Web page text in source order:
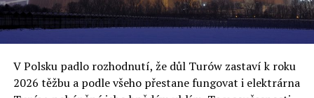
uvěří a nebudou se ptát na podrobnosti,“ řekl Rafał
Ziemkiewicz, redaktor týdeníku Do Rzeczy a ironicky
dodal: „Když se nynějšímu vedení státního hřebčince
podařilo prodat na aukci 10 plemenných koní za 600
000 euro, bylo to provládními médii oslavované jako
velký úspěch. Za vlády PiS se 14 koní prodalo za 2,5
V Polsku padlo rozhodnutí, že důl Turów zastaví k roku
2026 těžbu a podle všeho přestane fungovat i elektrárna